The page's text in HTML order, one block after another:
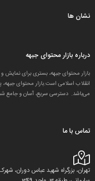
نشان ها
درباره بازار محتوای جبهه
بازار محتوای جبهه، بستری برای
انقلاب اسلامی است.بازار محتوای
می‌باشد. دسترسی سریع، آسان و جامع
تماس با ما
تهران، بزرگراه شهید عباس دوران،